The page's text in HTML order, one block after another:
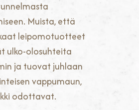
Muista, että
leipomotuotteet
ulko-olosuhteita
ja tuovat juhlaan
vappumaun,
odottavat.